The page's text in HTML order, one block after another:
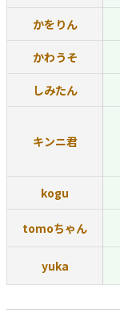
かをりん
かわうそ
しみたん
キンニ君
kogu
tomoちゃん
yuka